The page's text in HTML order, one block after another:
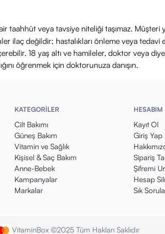
taahhüt veya tavsiye niteliği taşımaz.
ilaç değildir; hastalıkları önleme veya tedavi
18 yaş altı ve hamileler, doktor veya
öğrenmek için doktorunuza danışın.
KATEGORİLER
Cilt Bakımı
Güneş Bakım
Vitamin ve Sağlık
Kişisel & Saç Bakım
Anne-Bebek
Kampanyalar
Markalar
HESABIM
Kayıt Ol
Giriş Yap
Sipariş
Şifremi
Hesap
Sık
VitaminBox ©2025 Tüm Hakları Saklıdır